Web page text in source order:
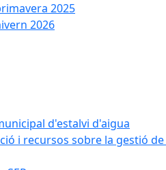
2025
2026
d'estalvi d'aigua
i recursos sobre la gestió